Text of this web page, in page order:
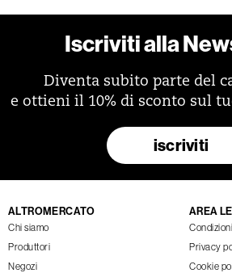
Iscriviti alla
Diventa subito parte del
e ottieni il 10% di sconto sul
iscriviti
ALTROMERCATO
Chi siamo
Produttori
Negozi
AREA
Privacy
Cookie